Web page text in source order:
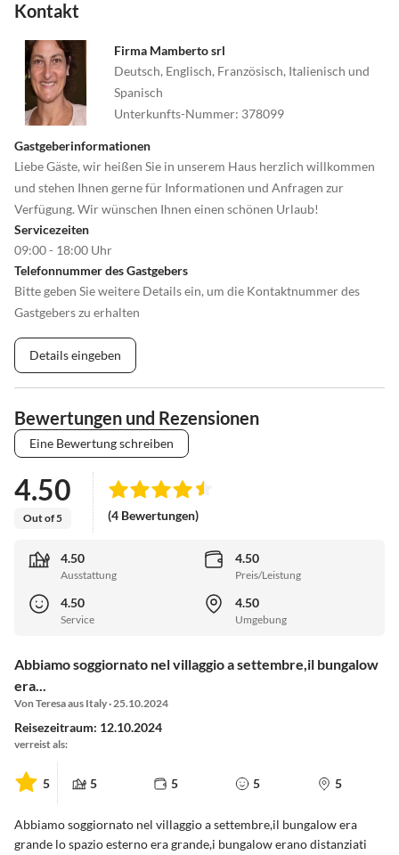
Kontakt
Firma Mamberto srl
Deutsch, Englisch, Französisch, Italienisch und
Spanisch
Unterkunfts-Nummer: 378099
Gastgeberinformationen
Liebe Gäste, wir heißen Sie in unserem Haus herzlich willkommen
und stehen Ihnen gerne für Informationen und Anfragen zur
Verfügung. Wir wünschen Ihnen einen schönen Urlaub!
Servicezeiten
09:00 - 18:00 Uhr
Telefonnummer des Gastgebers
Bitte geben Sie weitere Details ein, um die Kontaktnummer des
Gastgebers zu erhalten
Details eingeben
Bewertungen und Rezensionen
Eine Bewertung schreiben
4.50
Out of 5 (4 Bewertungen)
4.50
Ausstattung
4.50
Preis/Leistung
4.50
Service
4.50
Umgebung
Abbiamo soggiornato nel villaggio a settembre,il bungalow
era...
Von Teresa aus Italy · 25.10.2024
Reisezeitraum: 12.10.2024
verreist als:
5 5 5 5 5
Abbiamo soggiornato nel villaggio a settembre,il bungalow era
grande lo spazio esterno era grande,i bungalow erano distanziati